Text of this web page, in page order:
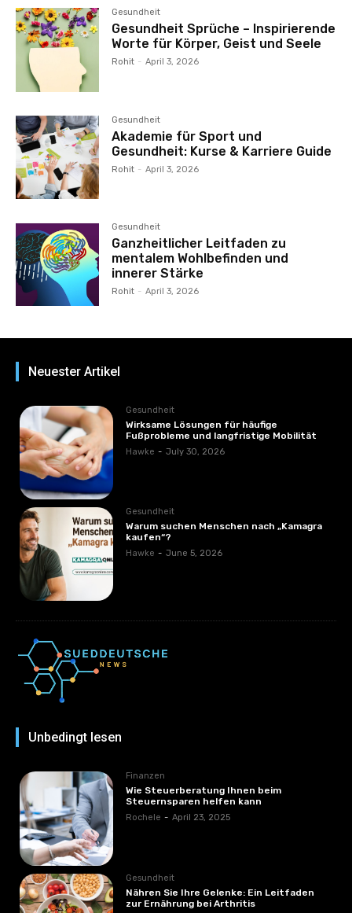
Gesundheit
Gesundheit Sprüche – Inspirierende
Worte für Körper, Geist und Seele
Rohit - April 3, 2026
Gesundheit
Akademie für Sport und
Gesundheit: Kurse & Karriere Guide
Rohit - April 3, 2026
Gesundheit
Ganzheitlicher Leitfaden zu
mentalem Wohlbefinden und
innerer Stärke
Rohit - April 3, 2026
Neuester Artikel
Gesundheit
Wirksame Lösungen für häufige
Fußprobleme und langfristige Mobilität
Hawke - July 30, 2026
Gesundheit
Warum suchen Menschen nach „Kamagra
kaufen“?
Hawke - June 5, 2026
Unbedingt lesen
Finanzen
Wie Steuerberatung Ihnen beim
Steuernsparen helfen kann
Rochele - April 23, 2025
Gesundheit
Nähren Sie Ihre Gelenke: Ein Leitfaden
zur Ernährung bei Arthritis